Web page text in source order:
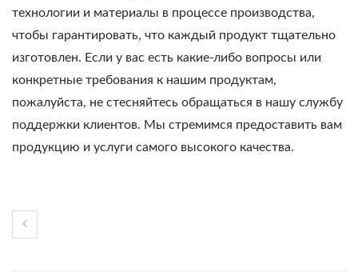
технологии и материалы в процессе производства,
чтобы гарантировать, что каждый продукт тщательно
изготовлен. Если у вас есть какие-либо вопросы или
конкретные требования к нашим продуктам,
пожалуйста, не стесняйтесь обращаться в нашу службу
поддержки клиентов. Мы стремимся предоставить вам
продукцию и услуги самого высокого качества.